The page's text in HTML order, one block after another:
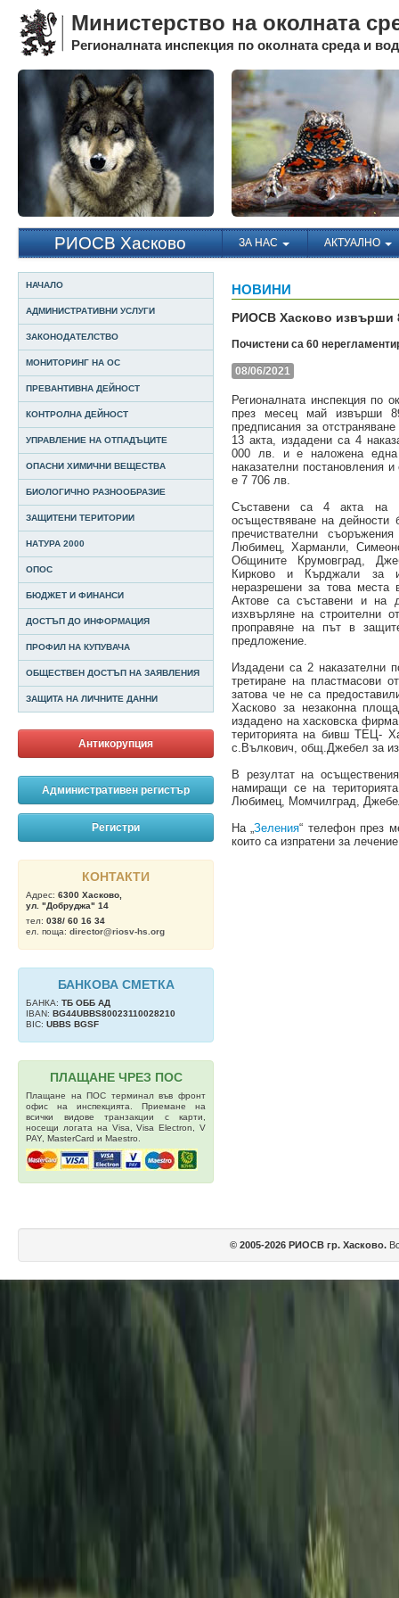
Министерство на околната
Регионалната инспекция по околната среда и
РИОСВ Хасково ЗА НАС АКТУАЛНО
НАЧАЛО
АДМИНИСТРАТИВНИ УСЛУГИ
ЗАКОНОДАТЕЛСТВО
МОНИТОРИНГ НА ОС
ПРЕВАНТИВНА ДЕЙНОСТ
КОНТРОЛНА ДЕЙНОСТ
УПРАВЛЕНИЕ НА ОТПАДЪЦИТЕ
ОПАСНИ ХИМИЧНИ ВЕЩЕСТВА
БИОЛОГИЧНО РАЗНООБРАЗИЕ
ЗАЩИТЕНИ ТЕРИТОРИИ
НАТУРА 2000
ОПОС
БЮДЖЕТ И ФИНАНСИ
ДОСТЪП ДО ИНФОРМАЦИЯ
ПРОФИЛ НА КУПУВАЧА
ОБЩЕСТВЕН ДОСТЪП НА ЗАЯВЛЕНИЯ
ЗАЩИТА НА ЛИЧНИТЕ ДАННИ
Антикорупция
Административен регистър
Регистри
КОНТАКТИ
Адрес: 6300 Хасково,
ул. "Добруджа" 14
тел: 038/ 60 16 34
ел. поща: director@riosv-hs.org
БАНКОВА СМЕТКА
БАНКА: ТБ OББ АД
IBAN: BG44UBBS80023110028210
BIC: UBBS BGSF
ПЛАЩАНЕ ЧРЕЗ ПОС
Плащане на ПОС терминал във фронт
офис на инспекцията. Приемане на
всички видове транзакции с карти,
носещи логата на Visa, Visa Electron, V
PAY, MasterCard и Maestro.
НОВИНИ
РИОСВ Хасково извърши
Почистени са 60
08/06/2021
Регионалната инспекция по
през месец май извърши
предписания за
13 акта, издадени са 4
000 лв. и е наложена
наказателни постановления
е 7 706 лв.
Съставени са 4 акта
осъществяване на дейности
пречиствателни
Любимец, Харманли,
Общините Крумовград,
Кирково и Кърджали за
неразрешени за това
Актове са съставени и на
изхвърляне на строителни
проправяне на път в
предложение.
Издадени са 2 наказателни
третиране на пластмасови
затова че не са
Хасково за незаконна
издадено на хасковска
територията на бивш ТЕЦ-
с.Вълкович, общ.Джебел за
В резултат на
намиращи се на
Любимец, Момчилград,
На „Зеления“ телефон през
които са изпратени за
© 2005-2026 РИОСВ гр. Хасково.